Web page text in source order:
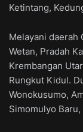
Ketintang,
Melayani daerah
Wetan, Pradah
Krembangan
Rungkut Kidul.
Wonokusumo,
Simomulyo Baru,